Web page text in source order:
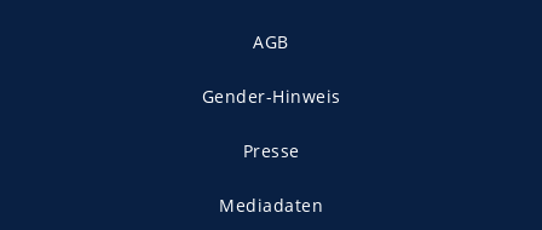
AGB
Gender-Hinweis
Presse
Mediadaten